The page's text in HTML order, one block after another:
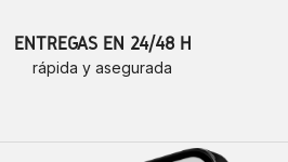
ENTREGAS EN 24/48 H
rápida y asegurada